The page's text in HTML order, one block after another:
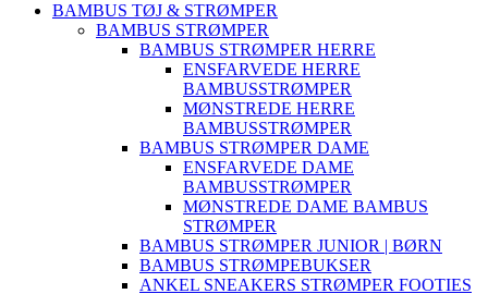
BAMBUS TØJ & STRØMPER
BAMBUS STRØMPER
BAMBUS STRØMPER HERRE
ENSFARVEDE HERRE
BAMBUSSTRØMPER
MØNSTREDE HERRE
BAMBUSSTRØMPER
BAMBUS STRØMPER DAME
ENSFARVEDE DAME
BAMBUSSTRØMPER
MØNSTREDE DAME BAMBUS
STRØMPER
BAMBUS STRØMPER JUNIOR | BØRN
BAMBUS STRØMPEBUKSER
ANKEL SNEAKERS STRØMPER FOOTIES